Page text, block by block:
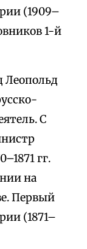
(1909–
1-й
Леопольд
С
гг.
на
Первый
(1871–